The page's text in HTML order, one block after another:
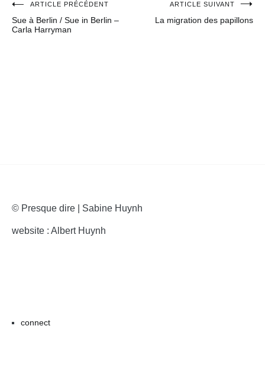
Navigation
de
ARTICLE PRÉCÉDENT
Sue à Berlin / Sue in Berlin –
Carla Harryman
ARTICLE SUIVANT
La migration des papillons
© Presque dire | Sabine Huynh
website : Albert Huynh
connect